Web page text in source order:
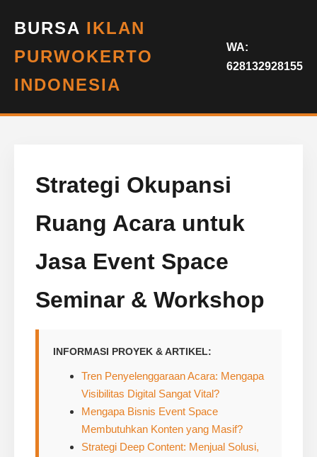
BURSA IKLAN
PURWOKERTO
INDONESIA
WA:
628132928155
Strategi Okupansi
Ruang Acara untuk
Jasa Event Space
Seminar & Workshop
INFORMASI PROYEK & ARTIKEL:
Tren Penyelenggaraan Acara: Mengapa
Visibilitas Digital Sangat Vital?
Mengapa Bisnis Event Space
Membutuhkan Konten yang Masif?
Strategi Deep Content: Menjual Solusi,